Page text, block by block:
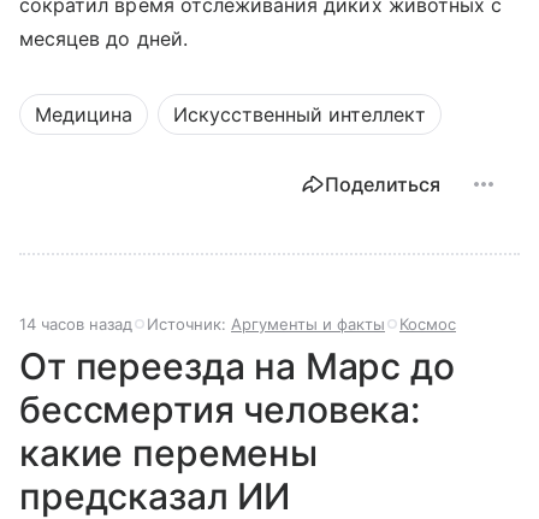
месяцев до дней.
Медицина Искусственный интеллект
Поделиться
14 часов назад Источник: Аргументы и факты Космос
От переезда на Марс до
бессмертия человека:
какие перемены
предсказал ИИ